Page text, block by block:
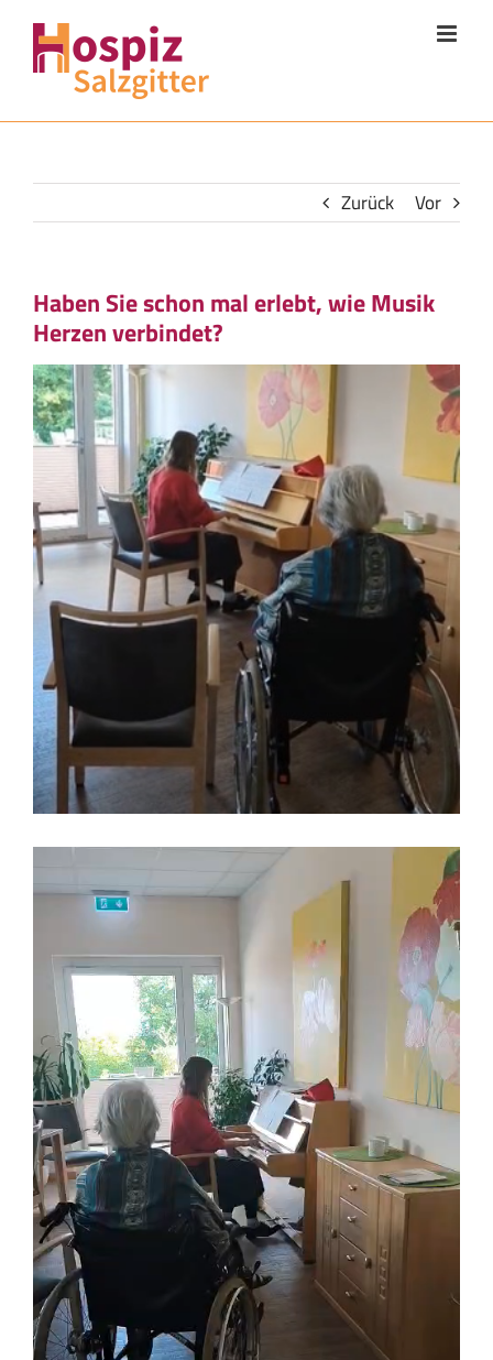
Inhalt
springen
Zurück Vor
Haben Sie schon mal erlebt, wie Musik
Herzen verbindet?
Zeige
grösseres
Bild